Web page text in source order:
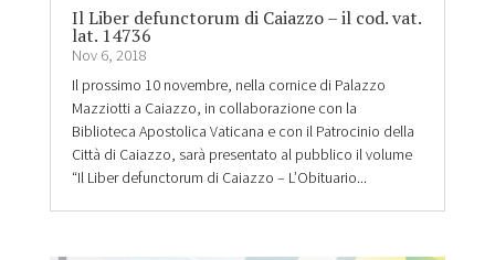
Il Liber defunctorum di Caiazzo – il cod. vat.
lat. 14736
Nov 6, 2018
Il prossimo 10 novembre, nella cornice di Palazzo
Mazziotti a Caiazzo, in collaborazione con la
Biblioteca Apostolica Vaticana e con il Patrocinio della
Città di Caiazzo, sarà presentato al pubblico il volume
“Il Liber defunctorum di Caiazzo – L’Obituario...